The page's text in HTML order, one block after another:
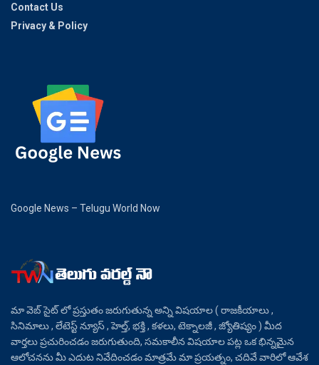
Contact Us
Privacy & Policy
Google News – Telugu World Now
మా వెబ్ సైట్ లో ప్రస్తుతం జరుగుతున్న అన్ని విషయాల ( రాజకీయాలు ,
సినిమాలు , లేటెస్ట్ న్యూస్ , హెల్త్, భక్తి , కళలు, టెక్నాలజీ , జ్యోతిష్యం ) మీద
వార్తలు ప్రచురించడం జరుగుతుంది, సమకాలీన విషయాల పట్ల ఒక భిన్నమైన
ఆలోచనను మీ ఎదుట నివేదించడం మాత్రమే మా ప్రయత్నం, చదివే వారిలో ఆవేశ